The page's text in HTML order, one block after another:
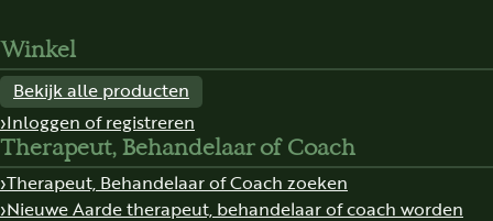
Winkel
Bekijk alle producten
Inloggen of registreren
Therapeut, Behandelaar of Coach
Therapeut, Behandelaar of Coach zoeken
Nieuwe Aarde therapeut, behandelaar of coach worden